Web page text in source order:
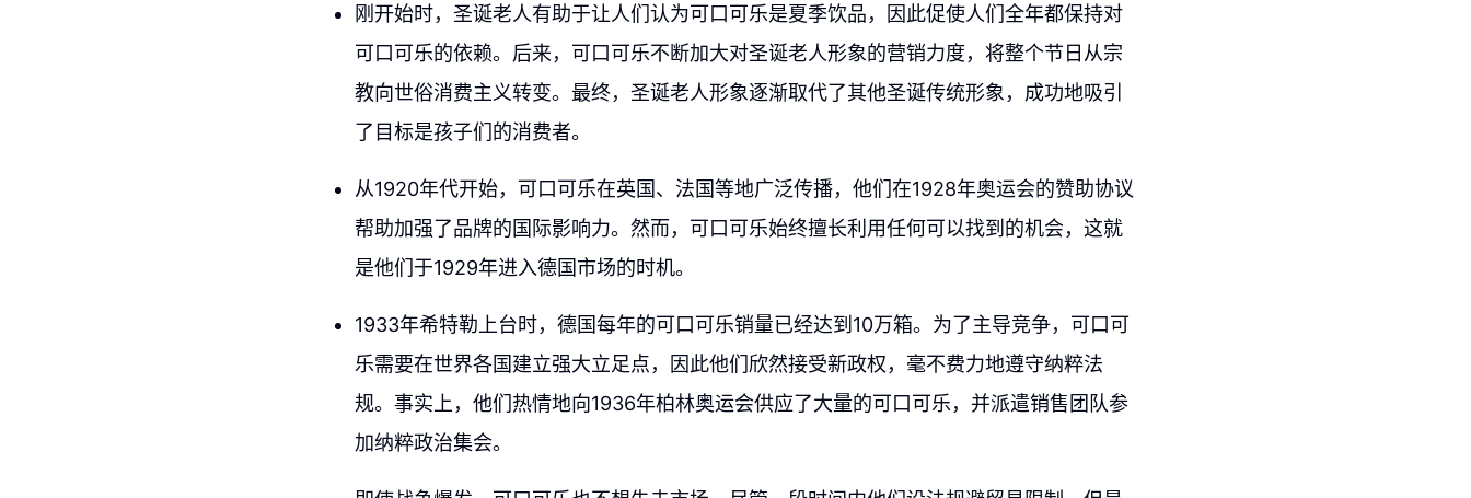
刚开始时，圣诞老人有助于让人们认为可口可乐是夏季饮品，因此促使人们全年都保持对
可口可乐的依赖。后来，可口可乐不断加大对圣诞老人形象的营销力度，将整个节日从宗
教向世俗消费主义转变。最终，圣诞老人形象逐渐取代了其他圣诞传统形象，成功地吸引
了目标是孩子们的消费者。
从1920年代开始，可口可乐在英国、法国等地广泛传播，他们在1928年奥运会的赞助协议
帮助加强了品牌的国际影响力。然而，可口可乐始终擅长利用任何可以找到的机会，这就
是他们于1929年进入德国市场的时机。
1933年希特勒上台时，德国每年的可口可乐销量已经达到10万箱。为了主导竞争，可口可
乐需要在世界各国建立强大立足点，因此他们欣然接受新政权，毫不费力地遵守纳粹法
规。事实上，他们热情地向1936年柏林奥运会供应了大量的可口可乐，并派遣销售团队参
加纳粹政治集会。